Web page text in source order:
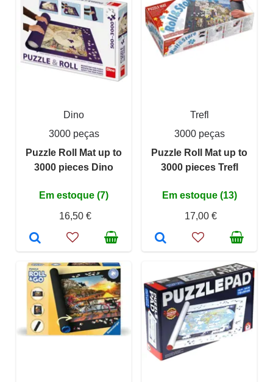
Dino
3000 peças
Puzzle Roll Mat up to
3000 pieces Dino
Em estoque (7)
16,50 €
Trefl
3000 peças
Puzzle Roll Mat up to
3000 pieces Trefl
Em estoque (13)
17,00 €